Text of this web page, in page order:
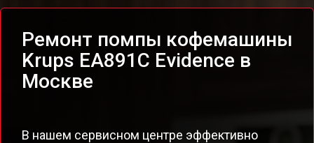
Ремонт помпы кофемашины
Krups EA891C Evidence в
Москве
В нашем сервисном центре эффективно